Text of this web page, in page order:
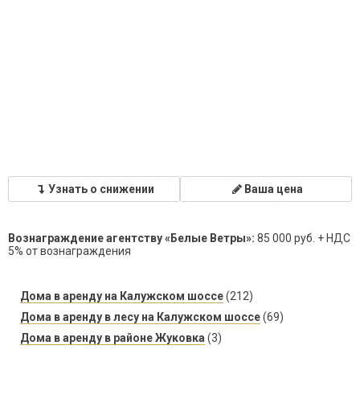
Узнать о снижении Ваша цена
Вознаграждение агентству «Белые Ветры»: 85 000 руб. + НДС
5% от вознаграждения
Дома в аренду на Калужском шоссе(212)
Дома в аренду в лесу на Калужском шоссе(69)
Дома в аренду в районе Жуковка (3)